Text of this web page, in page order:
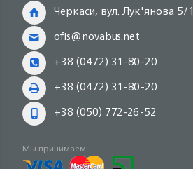
Черкаси, вул. Лук'янова 5/1
ofis@novabus.net
+38 (0472) 31-80-20
+38 (0472) 31-80-20
+38 (050) 772-26-52
Мы принимаем